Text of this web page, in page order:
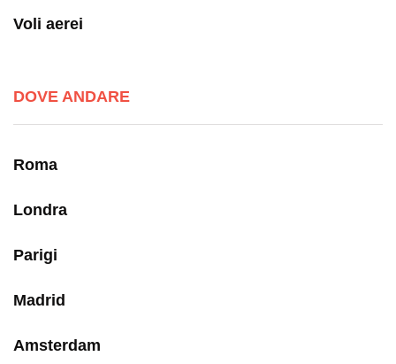
Voli aerei
DOVE ANDARE
Roma
Londra
Parigi
Madrid
Amsterdam